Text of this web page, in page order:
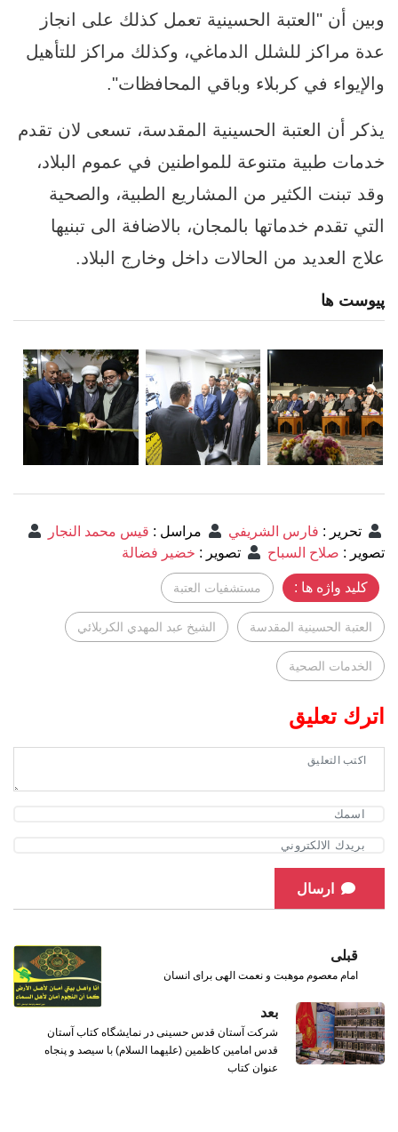
وبين أن "العتبة الحسينية تعمل كذلك على انجاز
عدة مراكز للشلل الدماغي، وكذلك مراكز للتأهيل
والإيواء في كربلاء وباقي المحافظات".
يذكر أن العتبة الحسينية المقدسة، تسعى لان تقدم
خدمات طبية متنوعة للمواطنين في عموم البلاد،
وقد تبنت الكثير من المشاريع الطبية، والصحية
التي تقدم خدماتها بالمجان، بالاضافة الى تبنيها
علاج العديد من الحالات داخل وخارج البلاد.
پیوست ها
تحرير : فارس الشريفي مراسل : قيس محمد النجار
تصوير : صلاح السباح تصوير : خضير فضالة
کلید واژه ها : مستشفيات العتبة
العتبة الحسينية المقدسة الشيخ عبد المهدي الكربلائي
الخدمات الصحية
اترك تعليق
ارسال
قبلی
امام معصوم موهبت و نعمت الهی برای انسان
بعد
شرکت آستان قدس حسینی در نمایشگاه کتاب آستان
قدس امامین کاظمین (علیهما السلام) با سیصد و پنجاه
عنوان کتاب